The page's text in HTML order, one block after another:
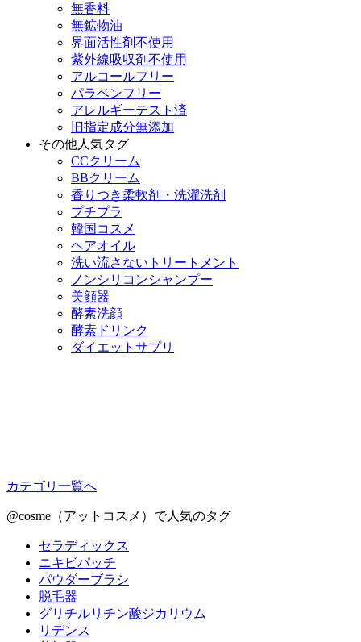
無香料
無鉱物油
界面活性剤不使用
紫外線吸収剤不使用
アルコールフリー
パラベンフリー
アレルギーテスト済
旧指定成分無添加
その他人気タグ
CCクリーム
BBクリーム
香りつき柔軟剤・洗濯洗剤
プチプラ
韓国コスメ
ヘアオイル
洗い流さないトリートメント
ノンシリコンシャンプー
美顔器
酵素洗顔
酵素ドリンク
ダイエットサプリ
カテゴリ一覧へ
@cosme（アットコスメ）で人気のタグ
セラディックス
ニキビパッチ
パウダーブラシ
脱毛器
グリチルリチン酸ジカリウム
リデンス